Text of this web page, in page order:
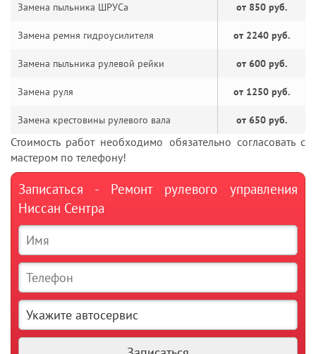
Замена пыльника ШРУСа от 850 руб.
Замена ремня гидроусилителя от 2240 руб.
Замена пыльника рулевой рейки от 600 руб.
Замена руля от 1250 руб.
Замена крестовины рулевого вала от 650 руб.
Стоимость работ необходимо обязательно согласовать с
мастером по телефону!
Записаться - Ремонт рулевого управления
Ниссан Сентра